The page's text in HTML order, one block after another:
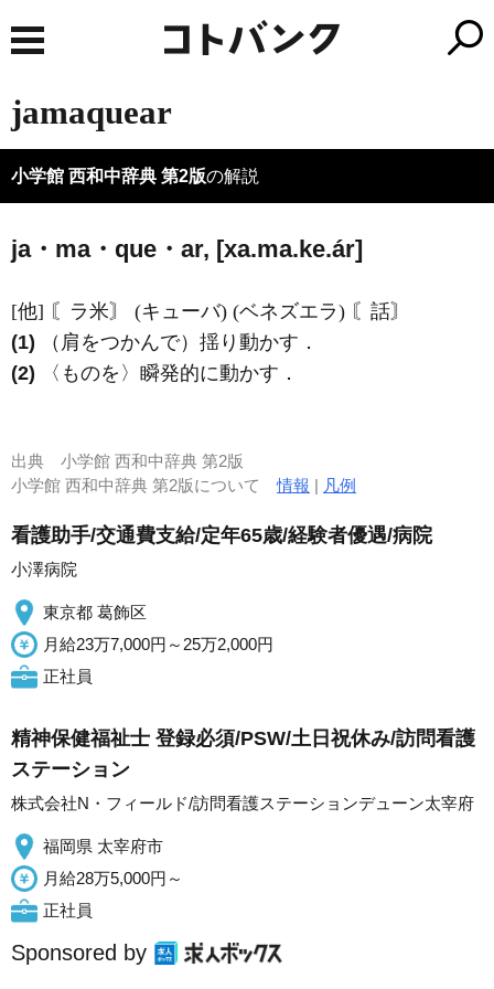
jamaquear
小学館 西和中辞典 第2版の解説
ja・ma・que・ar, [xa.ma.ke.ár]
[他] 〘ラ米〙 (キューバ) (ベネズエラ) 〘話〙
(1) （肩をつかんで）揺り動かす．
(2) 〈ものを〉瞬発的に動かす．
出典 小学館 西和中辞典 第2版
小学館 西和中辞典 第2版について情報 | 凡例
看護助手/交通費支給/定年65歳/経験者優遇/病院
小澤病院
東京都 葛飾区
月給23万7,000円～25万2,000円
正社員
精神保健福祉士 登録必須/PSW/土日祝休み/訪問看護
ステーション
株式会社N・フィールド/訪問看護ステーションデューン太宰府
福岡県 太宰府市
月給28万5,000円～
正社員
Sponsored by